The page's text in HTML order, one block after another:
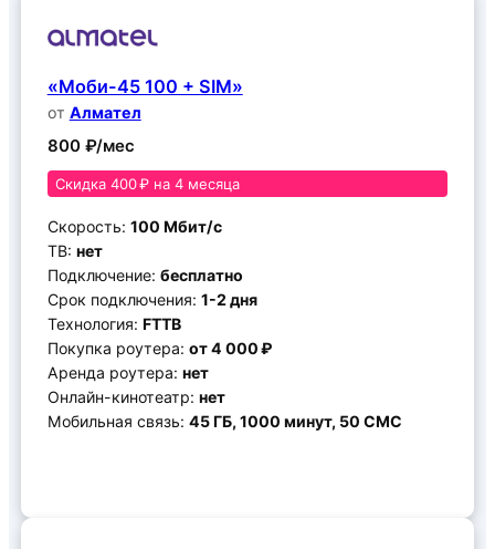
«Моби-45 100 + SIM»
от Алмател
800 ₽/мес
Скидка 400 ₽ на 4 месяца
Скорость: 100 Мбит/с
ТВ: нет
Подключение: бесплатно
Срок подключения: 1-2 дня
Технология: FTTB
Покупка роутера: от 4 000 ₽
Аренда роутера: нет
Онлайн-кинотеатр: нет
Мобильная связь: 45 ГБ, 1000 минут, 50 СМС